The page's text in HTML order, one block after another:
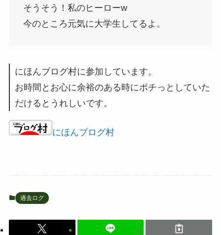
そうそう！私のヒーローw
今のところ元気に大学生してるよ。
にほんブログ村に参加しています。
お時間とお心に余裕のある時にポチっとしていた
だけるとうれしいです。
にほんブログ村
過去ログ